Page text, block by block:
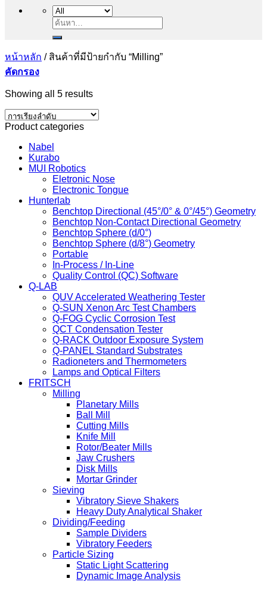
ค้นหา:
หน้าหลัก /สินค้าที่มีป้ายกำกับ “Milling”
คัดกรอง
Showing all 5 results
Product categories
Nabel
Kurabo
MUI Robotics
Eletronic Nose
Electronic Tongue
Hunterlab
Benchtop Directional (45°/0° & 0°/45°) Geometry
Benchtop Non-Contact Directional Geometry
Benchtop Sphere (d/0°)
Benchtop Sphere (d/8°) Geometry
Portable
In-Process / In-Line
Quality Control (QC) Software
Q-LAB
QUV Accelerated Weathering Tester
Q-SUN Xenon Arc Test Chambers
Q-FOG Cyclic Corrosion Test
QCT Condensation Tester
Q-RACK Outdoor Exposure System
Q-PANEL Standard Substrates
Radioneters and Thermometers
Lamps and Optical Filters
FRITSCH
Milling
Planetary Mills
Ball Mill
Cutting Mills
Knife Mill
Rotor/Beater Mills
Jaw Crushers
Disk Mills
Mortar Grinder
Sieving
Vibratory Sieve Shakers
Heavy Duty Analytical Shaker
Dividing/Feeding
Sample Dividers
Vibratory Feeders
Particle Sizing
Static Light Scattering
Dynamic Image Analysis